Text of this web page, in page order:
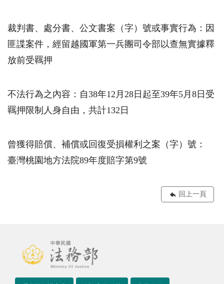
裁判書、處分書、公文書案（字）號或事實行為：因
匪諜案件，經留越國軍第一兵團司令部以查無實據釋
放前受羈押
不法行為之內容：自38年12月28日起至39年5月8日受
羈押限制人身自由，共計132日
曾獲得賠償、補償或回復受損權利之案（字）號：
臺灣桃園地方法院89年度賠字第9號
回上一頁